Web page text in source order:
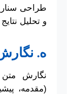
طراحی
و تحلیل
ه.
نگارش
(مقدمه،